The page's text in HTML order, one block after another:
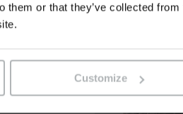
them or that they’ve collected
Customize